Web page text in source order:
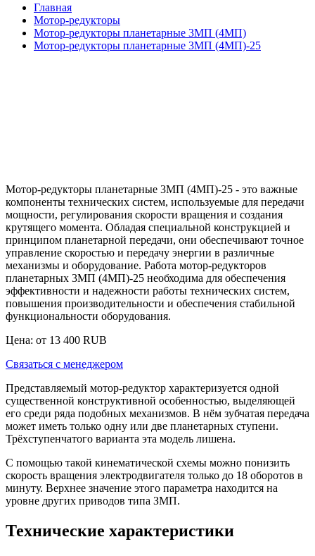
Главная
Мотор-редукторы
Мотор-редукторы планетарные 3МП (4МП)
Мотор-редукторы планетарные 3МП (4МП)-25
Мотор-редукторы планетарные 3МП (4МП)-25 - это важные
компоненты технических систем, используемые для передачи
мощности, регулирования скорости вращения и создания
крутящего момента. Обладая специальной конструкцией и
принципом планетарной передачи, они обеспечивают точное
управление скоростью и передачу энергии в различные
механизмы и оборудование. Работа мотор-редукторов
планетарных 3МП (4МП)-25 необходима для обеспечения
эффективности и надежности работы технических систем,
повышения производительности и обеспечения стабильной
функциональности оборудования.
Цена: от 13 400 RUB
Связаться с менеджером
Представляемый мотор-редуктор характеризуется одной
существенной конструктивной особенностью, выделяющей
его среди ряда подобных механизмов. В нём зубчатая передача
может иметь только одну или две планетарных ступени.
Трёхступенчатого варианта эта модель лишена.
С помощью такой кинематической схемы можно понизить
скорость вращения электродвигателя только до 18 оборотов в
минуту. Верхнее значение этого параметра находится на
уровне других приводов типа ЗМП.
Технические характеристики